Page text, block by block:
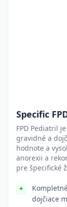
Specific
FPD Pediatril
gravidné a
hodnote a
anorexii a
pre špecifické
dojčiace